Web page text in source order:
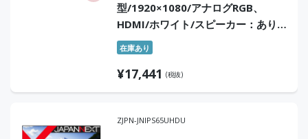
型/1920×1080/アナログRGB、
HDMI/ホワイト/スピーカー：あり/
よりサステナブルなディスプレイへ/
「5年保証」「無輝点保証」3辺フレ
ームレス
在庫あり
¥17,441 (税抜)
ZJPN-JNIPS65UHDU